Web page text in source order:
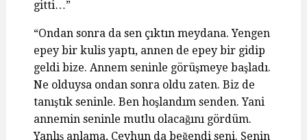
gitti…”
“Ondan sonra da sen çıktın meydana. Yengen
epey bir kulis yaptı, annen de epey bir gidip
geldi bize. Annem seninle görüşmeye başladı.
Ne olduysa ondan sonra oldu zaten. Biz de
tanıştık seninle. Ben hoşlandım senden. Yani
annemin seninle mutlu olacağını gördüm.
Yanlış anlama, Ceyhun da beğendi seni. Senin